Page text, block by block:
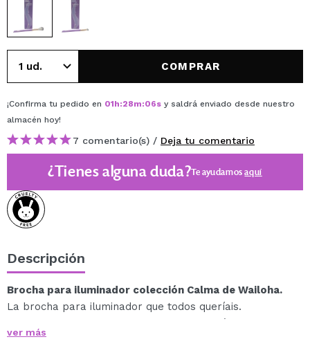
COMPRAR
¡Confirma tu pedido en 01h:28m:06s y saldrá enviado desde nuestro
almacén hoy!
7 comentario(s) / Deja tu comentario
¿Tienes alguna duda?Te ayudamosaquí
Descripción
Brocha para iluminador colección Calma de Wailoha.
La brocha para iluminador que todos queríais.
Su punta en forma de llama te permitirá aplicar con
precisión el iluminador o topper para tu colorete,
ver más